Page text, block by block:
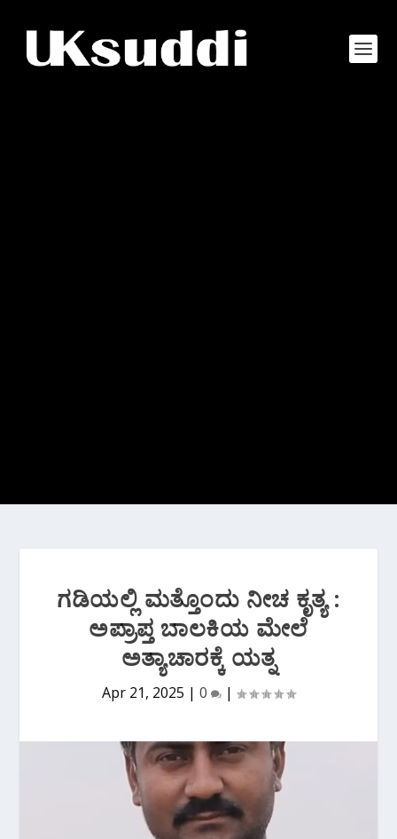
ಗಡಿಯಲ್ಲಿ ಮತ್ತೊಂದು ನೀಚ ಕೃತ್ಯ :
ಅಪ್ರಾಪ್ತ ಬಾಲಕಿಯ ಮೇಲೆ
ಅತ್ಯಾಚಾರಕ್ಕೆ ಯತ್ನ
Apr 21, 2025 | 0 |